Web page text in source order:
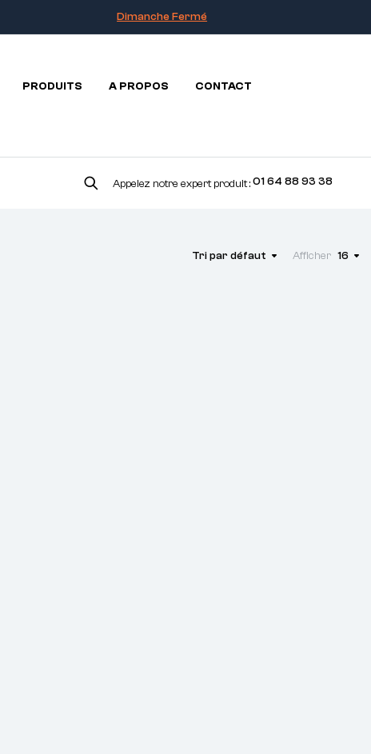
Dimanche Fermé
PRODUITS A PROPOS
CONTACT
Appelez notre expert produit : 01 64 88 93 38
Tri par défaut Afficher 16